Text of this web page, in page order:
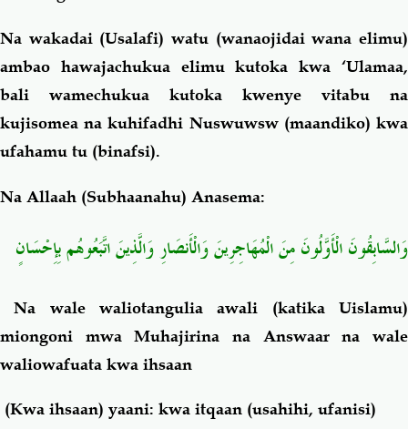
Na wakadai (Usalafi) watu (wanaojidai wana elimu)
ambao hawajachukua elimu kutoka kwa ‘Ulamaa,
bali wamechukua kutoka kwenye vitabu na
kujisomea na kuhifadhi Nuswuwsw (maandiko) kwa
ufahamu tu (binafsi).
Na Allaah (Subhaanahu) Anasema:
وَالسَّابِقُونَ الْأَوَّلُونَ مِنَ الْمُهَاجِرِينَ وَالْأَنصَارِ وَالَّذِينَ اتَّبَعُوهُم بِإِحْسَانٍ
Na wale waliotangulia awali (katika Uislamu)
miongoni mwa Muhajirina na Answaar na wale
waliowafuata kwa ihsaan
(Kwa ihsaan) yaani: kwa itqaan (usahihi, ufanisi)